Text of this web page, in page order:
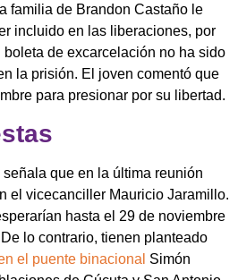
familia de Brandon Castaño le
incluido en las liberaciones, por
boleta de excarcelación no ha sido
la prisión. El joven comentó que
para presionar por su libertad.
que en la última reunión
el vicecanciller Mauricio Jaramillo.
hasta el 29 de noviembre
lo contrario, tienen planteado
el puente binacional Simón